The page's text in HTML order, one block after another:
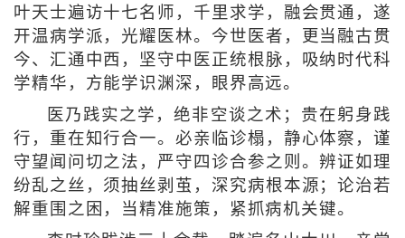
叶天士遍访十七名师，千里求学，融会贯通，遂
开温病学派，光耀医林。今世医者，更当融古贯
今、汇通中西，坚守中医正统根脉，吸纳时代科
学精华，方能学识渊深，眼界高远。
医乃践实之学，绝非空谈之术；贵在躬身践
行，重在知行合一。必亲临诊榻，静心体察，谨
守望闻问切之法，严守四诊合参之则。辨证如理
纷乱之丝，须抽丝剥茧，深究病根本源；论治若
解重围之困，当精准施策，紧抓病机关键。